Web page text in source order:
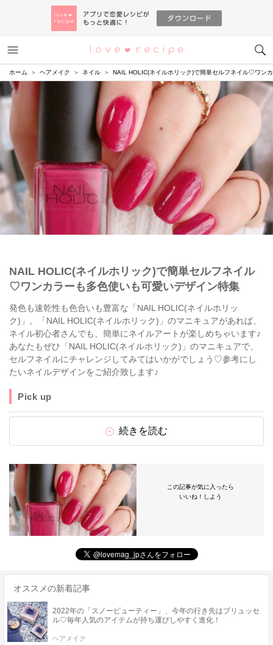
恋愛レシピ
ホーム ヘアメイク ネイル NAIL HOLIC(ネイルホリック)で簡単セルフネイル♡ワン
NAIL HOLIC(ネイルホリック)で簡単セルフネイル
♡ワンカラーも多色使いも可愛いデザイン特集
発色も速乾性も色合いも豊富な「NAIL HOLIC(ネイルホリッ
ク)」。「NAIL HOLIC(ネイルホリック)」のマニキュアがあれば、
ネイル初心者さんでも、簡単にネイルアートが楽しめちゃいます♪
あなたもぜひ「NAIL HOLIC(ネイルホリック)」のマニキュアで、
セルフネイルにチャレンジしてみてはいかがでしょう♡参考にし
たいネイルデザインをご紹介致します♪
Pick up
続きを読む
この記事が気に入ったら
いいね！しよう
オススメの新着記事
2022年の「スノービューティー」、今年の行き先はブリュッセ
ル♡毎年人気のアイテムが持ち運びしやすく進化！
ヘアメイク